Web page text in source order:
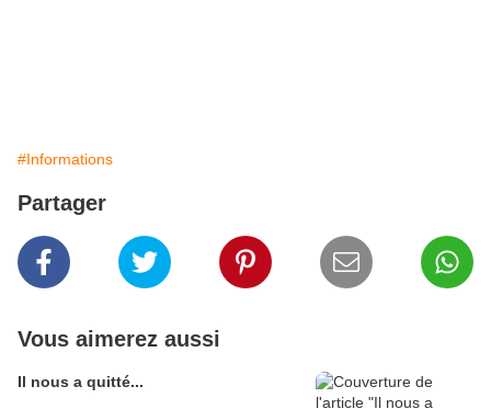
#Informations
Partager
Vous aimerez aussi
Il nous a quitté...